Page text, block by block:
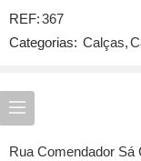
REF:367
Categorias: Calças,
Rua Comendador Sá